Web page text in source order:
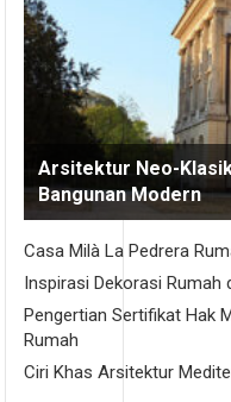
Arsitektur Neo-
Bangunan Modern
Casa Milà La Pedrera
Inspirasi Dekorasi
Pengertian Sertifikat Hak
Rumah
Ciri Khas Arsitektur